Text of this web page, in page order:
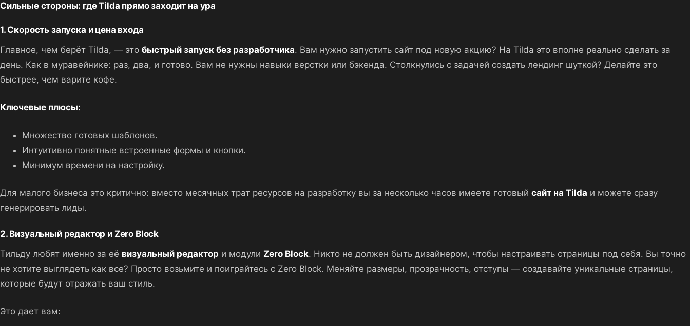
Сильные стороны: где Tilda прямо заходит на ура
1. Скорость запуска и цена входа
Главное, чем берёт Tilda, — это быстрый запуск без разработчика. Вам нужно запустить сайт под новую акцию? На Tilda это вполне реально сделать за
день. Как в муравейнике: раз, два, и готово. Вам не нужны навыки верстки или бэкенда. Столкнулись с задачей создать лендинг шуткой? Делайте это
быстрее, чем варите кофе.
Ключевые плюсы:
Множество готовых шаблонов.
Интуитивно понятные встроенные формы и кнопки.
Минимум времени на настройку.
Для малого бизнеса это критично: вместо месячных трат ресурсов на разработку вы за несколько часов имеете готовый сайт на Tilda и можете сразу
генерировать лиды.
2. Визуальный редактор и Zero Block
Тильду любят именно за её визуальный редактор и модули Zero Block. Никто не должен быть дизайнером, чтобы настраивать страницы под себя. Вы точно
не хотите выглядеть как все? Просто возьмите и поиграйтесь с Zero Block. Меняйте размеры, прозрачность, отступы — создавайте уникальные страницы,
которые будут отражать ваш стиль.
Это дает вам: